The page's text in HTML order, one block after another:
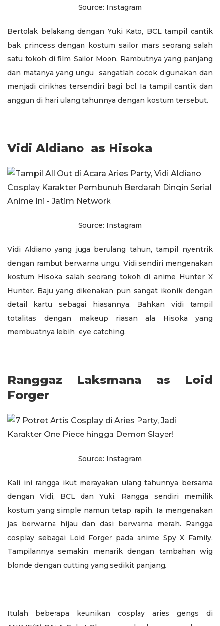
Source: Instagram
Bertolak belakang dengan Yuki Kato, BCL tampil cantik
bak princess dengan kostum sailor mars seorang salah
satu tokoh di film Sailor Moon. Rambutnya yang panjang
dan matanya yang ungu sangatlah cocok digunakan dan
menjadi cirikhas tersendiri bagi bcl. Ia tampil cantik dan
anggun di hari ulang tahunnya dengan kostum tersebut.
Vidi Aldiano as Hisoka
Source: Instagram
Vidi Aldiano yang juga berulang tahun, tampil nyentrik
dengan rambut berwarna ungu. Vidi sendiri mengenakan
kostum Hisoka salah seorang tokoh di anime Hunter X
Hunter. Baju yang dikenakan pun sangat ikonik dengan
detail kartu sebagai hiasannya. Bahkan vidi tampil
totalitas dengan makeup riasan ala Hisoka yang
membuatnya lebih eye catching.
Ranggaz Laksmana as Loid
Forger
Source: Instagram
Kali ini rangga ikut merayakan ulang tahunnya bersama
dengan Vidi, BCL dan Yuki. Rangga sendiri memilik
kostum yang simple namun tetap rapih. Ia mengenakan
jas berwarna hijau dan dasi berwarna merah. Rangga
cosplay sebagai Loid Forger pada anime Spy X Family.
Tampilannya semakin menarik dengan tambahan wig
blonde dengan cutting yang sedikit panjang.
Itulah beberapa keunikan cosplay aries gengs di